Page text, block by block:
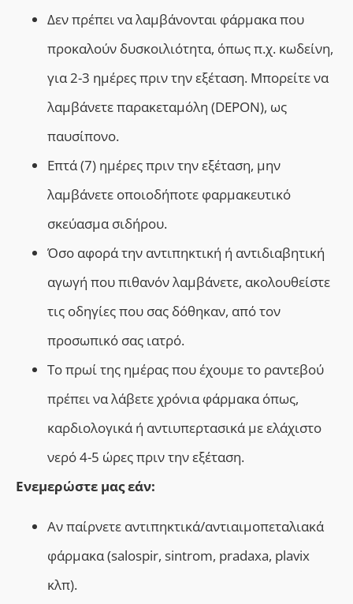
Δεν πρέπει να λαμβάνονται φάρμακα που
προκαλούν δυσκοιλιότητα, όπως π.χ. κωδείνη,
για 2-3 ημέρες πριν την εξέταση. Μπορείτε να
λαμβάνετε παρακεταμόλη (DEPON), ως
παυσίπονο.
Επτά (7) ημέρες πριν την εξέταση, μην
λαμβάνετε οποιοδήποτε φαρμακευτικό
σκεύασμα σιδήρου.
Όσο αφορά την αντιπηκτική ή αντιδιαβητική
αγωγή που πιθανόν λαμβάνετε, ακολουθείστε
τις οδηγίες που σας δόθηκαν, από τον
προσωπικό σας ιατρό.
Το πρωί της ημέρας που έχουμε το ραντεβού
πρέπει να λάβετε χρόνια φάρμακα όπως,
καρδιολογικά ή αντιυπερτασικά με ελάχιστο
νερό 4-5 ώρες πριν την εξέταση.
Ενεμερώστε μας εάν:
Αν παίρνετε αντιπηκτικά/αντιαιμοπεταλιακά
φάρμακα (salospir, sintrom, pradaxa, plavix
κλπ).